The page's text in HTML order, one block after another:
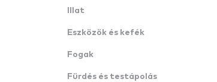
Illat
Eszközök és kefék
Fogak
Fürdés és testápolás